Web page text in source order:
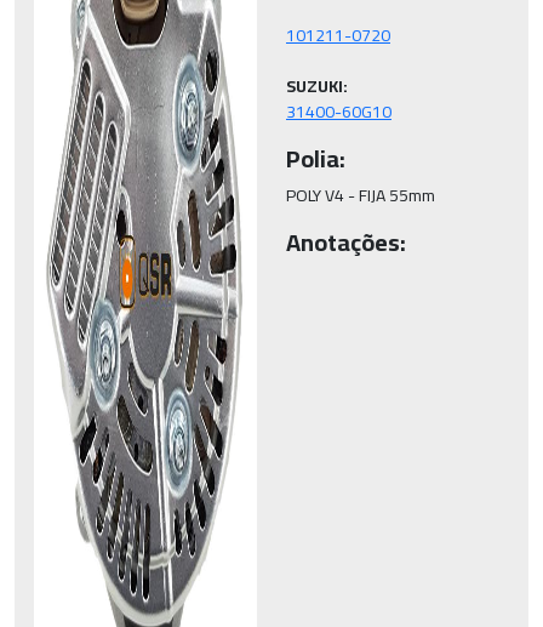
SUZUKI:
31400-60G10
Polia:
POLY V4 - FIJA 55mm
Anotações: